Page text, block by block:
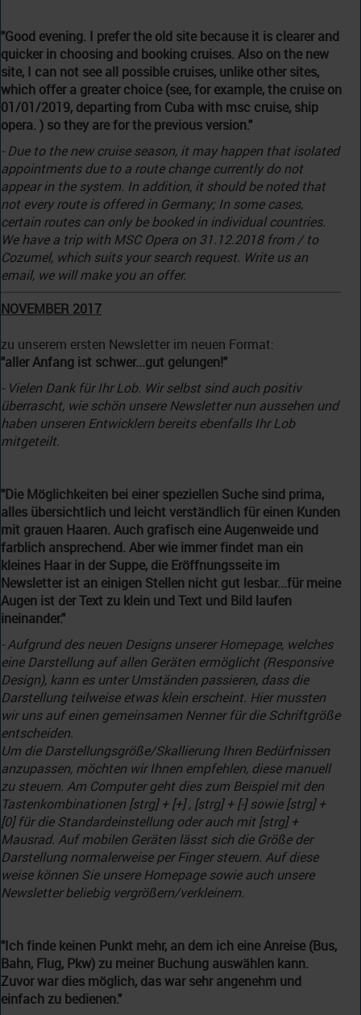
"Good evening. I prefer the old site because it is clearer and
quicker in choosing and booking cruises. Also on the new
site, I can not see all possible cruises, unlike other sites,
which offer a greater choice (see, for example, the cruise on
01/01/2019, departing from Cuba with msc cruise, ship
opera. ) so they are for the previous version."
-Due to the new cruise season, it may happen that isolated
appointments due to a route change currently do not
appear in the system. In addition, it should be noted that
not every route is offered in Germany; In some cases,
certain routes can only be booked in individual countries.
We have a trip with MSC Opera on 31.12.2018 from / to
Cozumel, which suits your search request. Write us an
email, we will make you an offer.
NOVEMBER 2017
zu unserem ersten Newsletter im neuen Format:
"aller Anfang ist schwer...gut gelungen!"
- Vielen Dank für Ihr Lob. Wir selbst sind auch positiv
überrascht, wie schön unsere Newsletter nun aussehen und
haben unseren Entwicklern bereits ebenfalls Ihr Lob
mitgeteilt.
"Die Möglichkeiten bei einer speziellen Suche sind prima,
alles übersichtlich und leicht verständlich für einen Kunden
mit grauen Haaren. Auch grafisch eine Augenweide und
farblich ansprechend. Aber wie immer findet man ein
kleines Haar in der Suppe, die Eröffnungsseite im
Newsletter ist an einigen Stellen nicht gut lesbar...für meine
Augen ist der Text zu klein und Text und Bild laufen
ineinander."
- Aufgrund des neuen Designs unserer Homepage, welches
eine Darstellung auf allen Geräten ermöglicht (Responsive
Design), kann es unter Umständen passieren, dass die
Darstellung teilweise etwas klein erscheint. Hier mussten
wir uns auf einen gemeinsamen Nenner für die Schriftgröße
entscheiden.
Um die Darstellungsgröße/Skallierung Ihren Bedürfnissen
anzupassen, möchten wir Ihnen empfehlen, diese manuell
zu steuern. Am Computer geht dies zum Beispiel mit den
Tastenkombinationen [strg] + [+] , [strg] + [-] sowie [strg] +
[0] für die Standardeinstellung oder auch mit [strg] +
Mausrad. Auf mobilen Geräten lässt sich die Größe der
Darstellung normalerweise per Finger steuern. Auf diese
weise können Sie unsere Homepage sowie auch unsere
Newsletter beliebig vergrößern/verkleinern.
"Ich finde keinen Punkt mehr, an dem ich eine Anreise (Bus,
Bahn, Flug, Pkw) zu meiner Buchung auswählen kann.
Zuvor war dies möglich, das war sehr angenehm und
einfach zu bedienen."